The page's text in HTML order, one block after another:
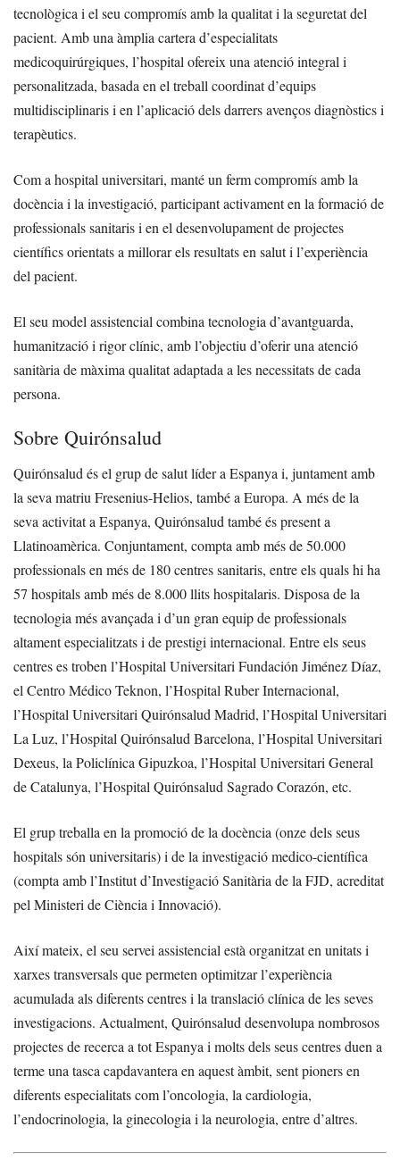
tecnològica i el seu compromís amb la qualitat i la seguretat del
pacient. Amb una àmplia cartera d’especialitats
medicoquirúrgiques, l’hospital ofereix una atenció integral i
personalitzada, basada en el treball coordinat d’equips
multidisciplinaris i en l’aplicació dels darrers avenços diagnòstics i
terapèutics.
Com a hospital universitari, manté un ferm compromís amb la
docència i la investigació, participant activament en la formació de
professionals sanitaris i en el desenvolupament de projectes
científics orientats a millorar els resultats en salut i l’experiència
del pacient.
El seu model assistencial combina tecnologia d’avantguarda,
humanització i rigor clínic, amb l’objectiu d’oferir una atenció
sanitària de màxima qualitat adaptada a les necessitats de cada
persona.
Sobre Quirónsalud
Quirónsalud és el grup de salut líder a Espanya i, juntament amb
la seva matriu Fresenius-Helios, també a Europa. A més de la
seva activitat a Espanya, Quirónsalud també és present a
Llatinoamèrica. Conjuntament, compta amb més de 50.000
professionals en més de 180 centres sanitaris, entre els quals hi ha
57 hospitals amb més de 8.000 llits hospitalaris. Disposa de la
tecnologia més avançada i d’un gran equip de professionals
altament especialitzats i de prestigi internacional. Entre els seus
centres es troben l’Hospital Universitari Fundación Jiménez Díaz,
el Centro Médico Teknon, l’Hospital Ruber Internacional,
l’Hospital Universitari Quirónsalud Madrid, l’Hospital Universitari
La Luz, l’Hospital Quirónsalud Barcelona, l’Hospital Universitari
Dexeus, la Policlínica Gipuzkoa, l’Hospital Universitari General
de Catalunya, l’Hospital Quirónsalud Sagrado Corazón, etc.
El grup treballa en la promoció de la docència (onze dels seus
hospitals són universitaris) i de la investigació medico-científica
(compta amb l’Institut d’Investigació Sanitària de la FJD, acreditat
pel Ministeri de Ciència i Innovació).
Així mateix, el seu servei assistencial està organitzat en unitats i
xarxes transversals que permeten optimitzar l’experiència
acumulada als diferents centres i la translació clínica de les seves
investigacions. Actualment, Quirónsalud desenvolupa nombrosos
projectes de recerca a tot Espanya i molts dels seus centres duen a
terme una tasca capdavantera en aquest àmbit, sent pioners en
diferents especialitats com l’oncologia, la cardiologia,
l’endocrinologia, la ginecologia i la neurologia, entre d’altres.